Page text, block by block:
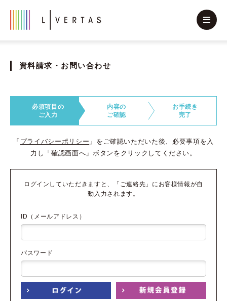
資料請求・お問い合わせ
必須項目の
ご入力
内容の
ご確認
お手続き
完了
「 プライバシーポリシー 」をご確認いただいた後、必要事項を入
力し「確認画面へ」ボタンをクリックしてください。
ログインしていただきますと、「ご連絡先」にお客様情報が自
動入力されます。
ID（メールアドレス）
パスワード